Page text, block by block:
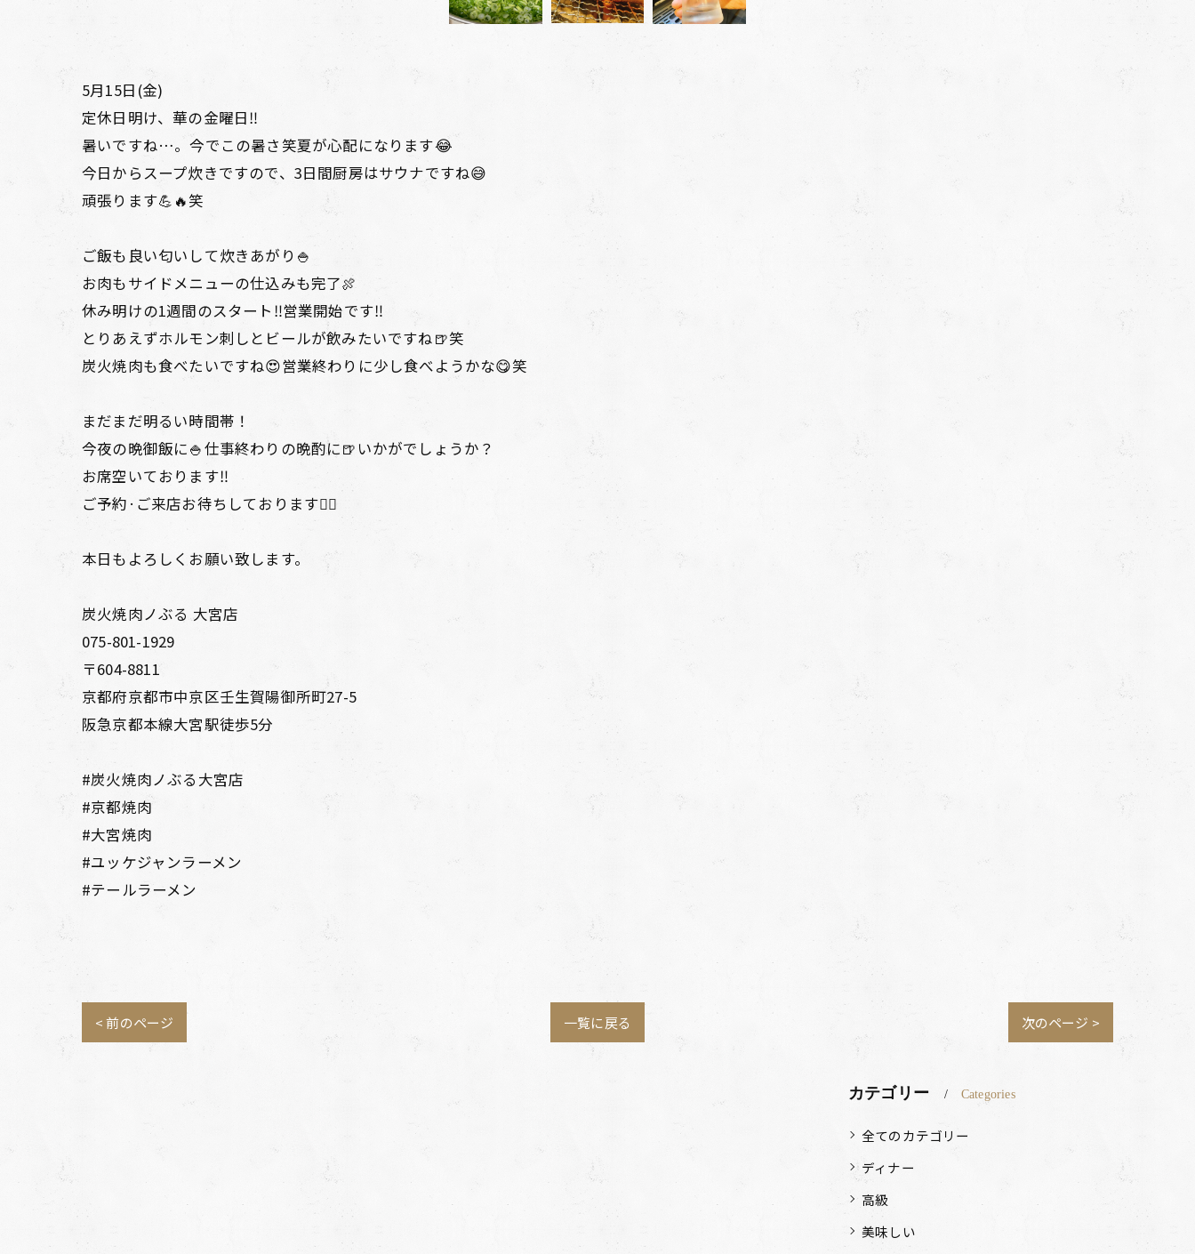
5月15日(金)
定休日明け、華の金曜日‼️
暑いですね…。今でこの暑さ笑夏が心配になります😂
今日からスープ炊きですので、3日間厨房はサウナですね😅
頑張ります💪🔥笑
ご飯も良い匂いして炊きあがり🍚
お肉もサイドメニューの仕込みも完了🍖
休み明けの1週間のスタート‼️営業開始です‼️
とりあえずホルモン刺しとビールが飲みたいですね🍺笑
炭火焼肉も食べたいですね😍営業終わりに少し食べようかな😋笑
まだまだ明るい時間帯！
今夜の晩御飯に🍚仕事終わりの晩酌に🍺いかがでしょうか？
お席空いております‼️
ご予約·ご来店お待ちしております🙇‍♂️
本日もよろしくお願い致します。
炭火焼肉ノぶる 大宮店
075-801-1929
〒604-8811
京都府京都市中京区壬生賀陽御所町27-5
阪急京都本線大宮駅徒歩5分
#炭火焼肉ノぶる大宮店⁡
#京都焼肉
#大宮焼肉⁡
#ユッケジャンラーメン
#テールラーメン
< 前のページ 一覧に戻る 次のページ >
カテゴリー Categories
全てのカテゴリー
ディナー
高級
美味しい